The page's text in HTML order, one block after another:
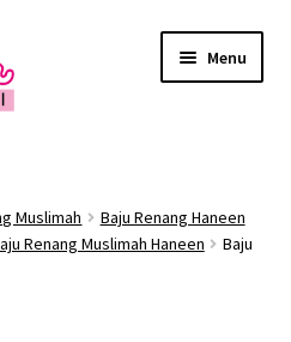
Menu
Muslimah
Baju Renang Haneen
Renang Muslimah Haneen
Baju